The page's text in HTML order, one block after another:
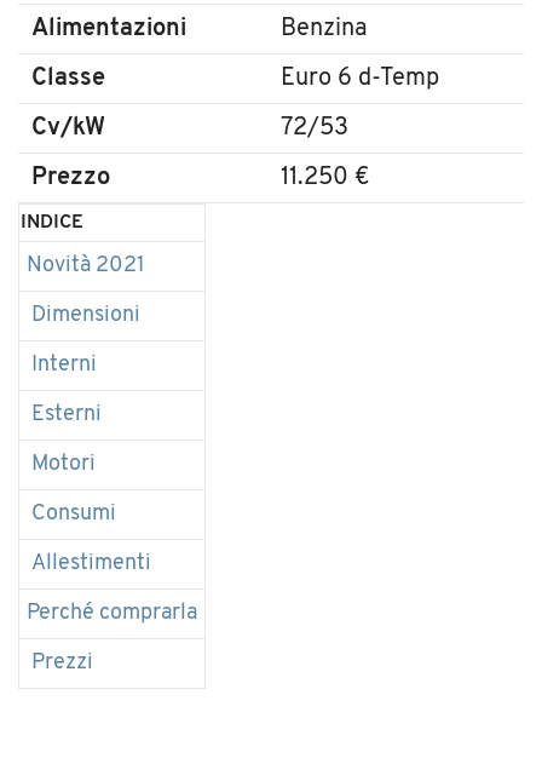
Alimentazioni Benzina
Classe Euro 6 d-Temp
Cv/kW 72/53
Prezzo 11.250 €
INDICE
Novità 2021
Dimensioni
Interni
Esterni
Motori
Consumi
Allestimenti
Perché comprarla
Prezzi